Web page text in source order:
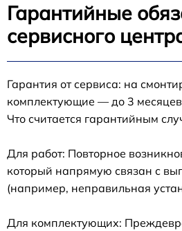
Гарантийные
сервисного
Гарантия от сервиса: на
комплектующие — до 3
Что считается гарантийным
Для работ: Повторное
который напрямую связан с
(например, неправильная
Для комплектующих: